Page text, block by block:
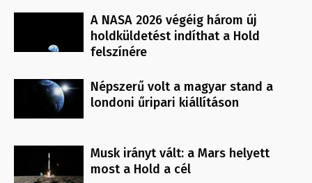
A NASA 2026 végéig három új
holdküldetést indíthat a Hold
felszínére
Népszerű volt a magyar stand a
londoni űripari kiállításon
Musk irányt vált: a Mars helyett
most a Hold a cél